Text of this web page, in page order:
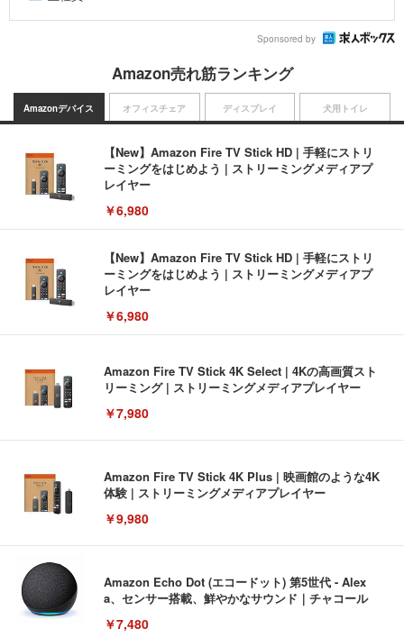
Sponsored by
Amazon売れ筋ランキング
Amazonデバイス
【New】Amazon Fire TV Stick HD | 手軽にストリ
ーミングをはじめよう | ストリーミングメディアプ
レイヤー
￥6,980
【New】Amazon Fire TV Stick HD | 手軽にストリ
ーミングをはじめよう | ストリーミングメディアプ
レイヤー
￥6,980
Amazon Fire TV Stick 4K Select | 4Kの高画質スト
リーミング | ストリーミングメディアプレイヤー
￥7,980
Amazon Fire TV Stick 4K Plus | 映画館のような4K
体験 | ストリーミングメディアプレイヤー
￥9,980
Amazon Echo Dot (エコードット) 第5世代 - Alex
a、センサー搭載、鮮やかなサウンド｜チャコール
￥7,480
オフィスチェア ディスプレイ 犬用トイレ